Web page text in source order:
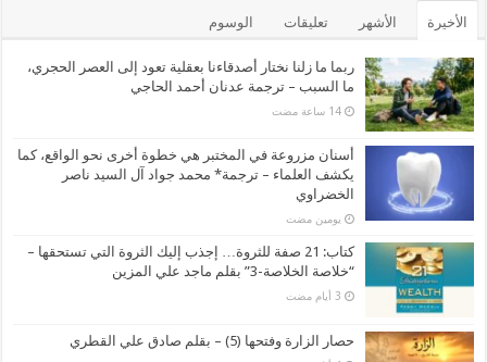
الأخيرة الأشهر تعليقات الوسوم
ربما ما زلنا نختار أصدقاءنا بعقلية تعود إلى العصر الحجري،
ما السبب – ترجمة عدنان أحمد الحاجي
‏14 ساعة مضت
أسنان مزروعة في المختبر هي خطوة أخرى نحو الواقع، كما
يكشف العلماء – ترجمة* محمد جواد آل السيد ناصر
الخضراوي
‏يومين مضت
كتاب: 21 صفة للثروة… إجذب إليك الثروة التي تستحقها –
“خلاصة الخلاصة-3” بقلم ماجد علي المزين
حصار الزارة وفتحها (5) – بقلم صادق علي القطري